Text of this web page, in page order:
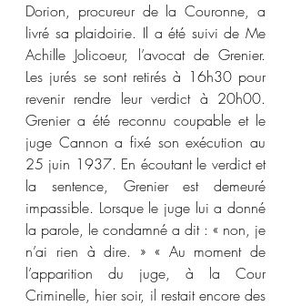
Dorion, procureur de la Couronne, a
livré sa plaidoirie. Il a été suivi de Me
Achille Jolicoeur, l’avocat de Grenier.
Les jurés se sont retirés à 16h30 pour
revenir rendre leur verdict à 20h00.
Grenier a été reconnu coupable et le
juge Cannon a fixé son exécution au
25 juin 1937. En écoutant le verdict et
la sentence, Grenier est demeuré
impassible. Lorsque le juge lui a donné
la parole, le condamné a dit : « non, je
n’ai rien à dire. » « Au moment de
l’apparition du juge, à la Cour
Criminelle, hier soir, il restait encore des